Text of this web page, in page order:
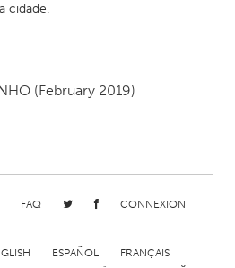
Cass Clay
Durham, NC
cidade.
(February 2019)
FAQ CONNEXION
ESPAÑOL
FRANÇAIS